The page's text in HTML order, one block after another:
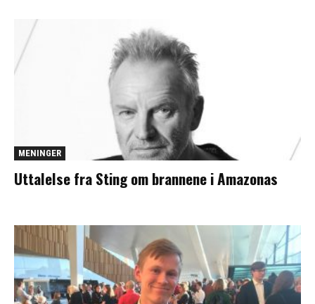
MENINGER
Uttalelse fra Sting om brannene i Amazonas